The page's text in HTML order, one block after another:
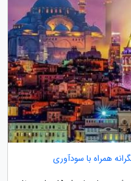
همراه با سودآوری